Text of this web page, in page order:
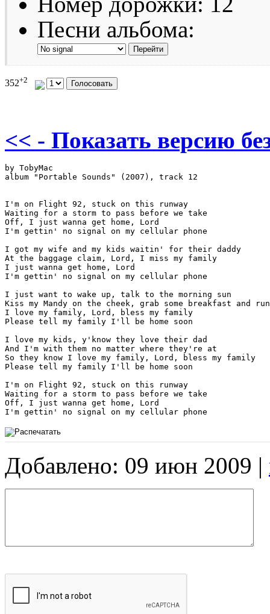
Песни альбома:
352+2
<< - Показать версию
by TobyMac
album "Portable Sounds" (2007), track 12
I'm on Flight 92, stuck on this runway
Waiting for a storm to pass before we take
Off, I just wanna get home, Lord
I'm gettin' no signal on my cellular phone
I got my wife and my kids waitin' for their daddy
At the baggage claim, Lord, I miss my family
I just wanna get home, Lord
I'm gettin' no signal on my cellular phone
I just want to wake up, talk to the morning sun
Kiss my Mandy on the cheek, grab some breakfast and run
I love my family, Lord, bless my family
Please tell my family I'll be home soon
I love my kids, y'know they love their dad
And I'm with them no matter where they're at
So they know I love my family, Lord, bless my family
Please tell my family I'll be home soon
I'm on Flight 92, stuck on this runway
Waiting for a storm to pass before we take
Off, I just wanna get home, Lord
I'm gettin' no signal on my cellular phone
Добавлено: 09 июн 2009 |